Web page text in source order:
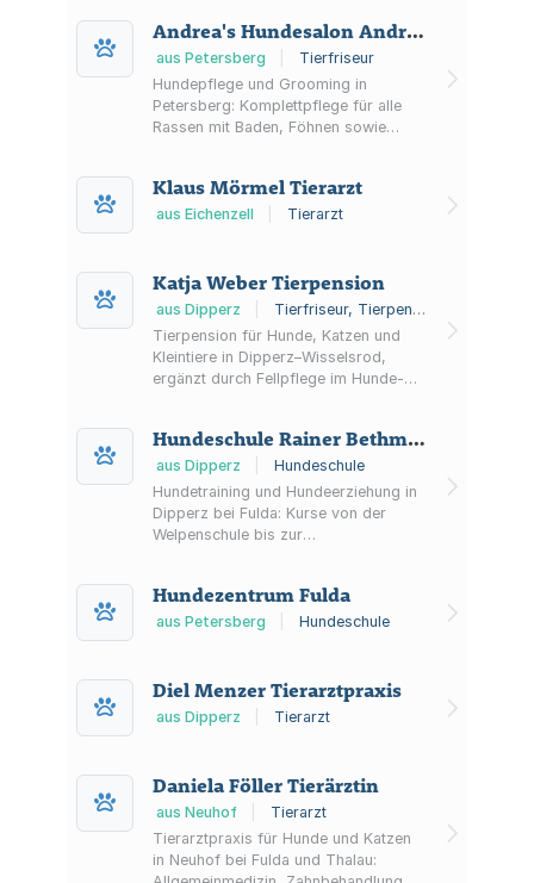
Terminvergabe laut Hinweis derzeit
eingeschränkt.
Andrea's Hundesalon Andrea Pitzer
aus Petersberg
Tierfriseur
Hundepflege und Grooming in
Petersberg: Komplettpflege für alle
Rassen mit Baden, Föhnen sowie
Terminvereinbarung.
Klaus Mörmel Tierarzt
aus Eichenzell Tierarzt
Katja Weber Tierpension
aus Dipperz
Tierfriseur, Tierpension
Tierpension für Hunde, Katzen und
Kleintiere in Dipperz–Wisselsrod,
ergänzt durch Fellpflege im Hunde-
möglich.
Hundeschule Rainer Bethmann
aus Dipperz
Hundeschule
Hundetraining und Hundeerziehung in
Dipperz bei Fulda: Kurse von der
Welpenschule bis zur
Einzelstunden. Behördliche Erlaubnis
nach § 11 TierSchG und
Hundezentrum Fulda
aus Petersberg Hundeschule
Diel Menzer Tierarztpraxis
aus Dipperz Tierarzt
Daniela Föller Tierärztin
aus Neuhof
Tierarzt
Tierarztpraxis für Hunde und Katzen
in Neuhof bei Fulda und Thalau: